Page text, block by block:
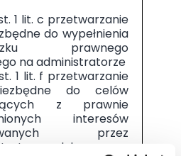
1 lit. c przetwarzanie
do wypełnienia
prawnego
na administratorze
1 lit. f przetwarzanie
do celów
z prawnie
interesów
przez
lub przez